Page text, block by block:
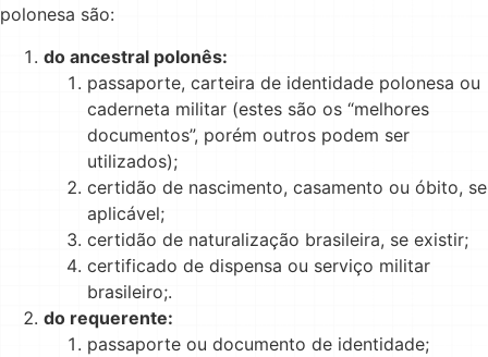
polonesa são:
do ancestral polonês:
passaporte, carteira de identidade polonesa ou
caderneta militar (estes são os “melhores
documentos”, porém outros podem ser
utilizados);
certidão de nascimento, casamento ou óbito, se
aplicável;
certidão de naturalização brasileira, se existir;
certificado de dispensa ou serviço militar
brasileiro;.
do requerente:
passaporte ou documento de identidade;